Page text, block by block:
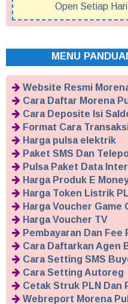
Open Setiap
MENU
Website Resmi
Cara Daftar Morena
Cara Deposite Isi
Format Cara
Harga pulsa elektrik
Paket SMS Dan
Pulsa Paket Data
Harga Produk E
Harga Token Listrik
Harga Voucher Game
Harga Voucher TV
Pembayaran Dan Fee
Cara Daftarkan Agen
Cara Setting SMS
Cara Setting Autoreg
Cetak Struk PLN Dan
Webreport Morena